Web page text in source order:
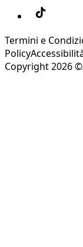
Termini e
Policy
Copyright 2026